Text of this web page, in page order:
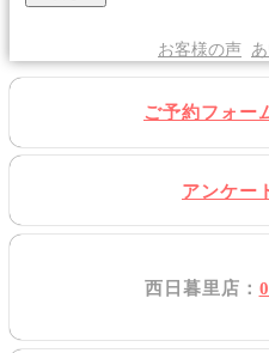
お客様の声
ご予約フォー
アンケー
西日暮里店：